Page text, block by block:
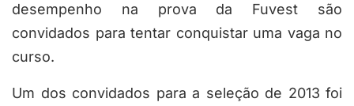
desempenho na prova da Fuvest são
convidados para tentar conquistar uma vaga no
curso.
Um dos convidados para a seleção de 2013 foi